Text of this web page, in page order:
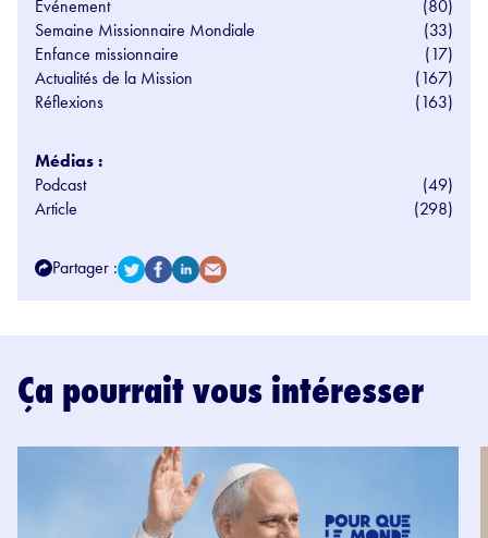
Evénement
(80)
Semaine Missionnaire Mondiale
(33)
Enfance missionnaire
(17)
Actualités de la Mission
(167)
Réflexions
(163)
Médias :
Podcast
(49)
Article
(298)
Partager :
Ça pourrait vous intéresser